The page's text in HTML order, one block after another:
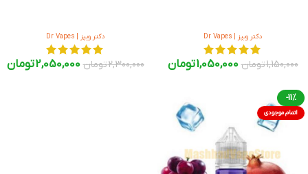
دکتر ویپز | Dr Vapes
1,150,000تومان 1,050,000تومان
دکتر ویپز | Dr Vapes
2,300,000تومان 2,050,000تومان
-11%
اتمام موجودی